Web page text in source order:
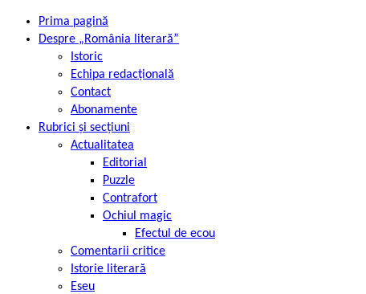
Prima pagină
Despre „România literară”
Istoric
Echipa redacțională
Contact
Abonamente
Rubrici și secțiuni
Actualitatea
Editorial
Puzzle
Contrafort
Ochiul magic
Efectul de ecou
Comentarii critice
Istorie literară
Eseu